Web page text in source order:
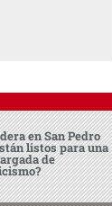
en San Pedro
listos para una
de